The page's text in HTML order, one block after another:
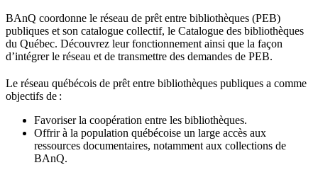
BAnQ coordonne le réseau de prêt entre bibliothèques (PEB)
publiques et son catalogue collectif, le Catalogue des bibliothèques
du Québec. Découvrez leur fonctionnement ainsi que la façon
d’intégrer le réseau et de transmettre des demandes de PEB.
Le réseau québécois de prêt entre bibliothèques publiques a comme
objectifs de :
Favoriser la coopération entre les bibliothèques.
Offrir à la population québécoise un large accès aux
ressources documentaires, notamment aux collections de
BAnQ.